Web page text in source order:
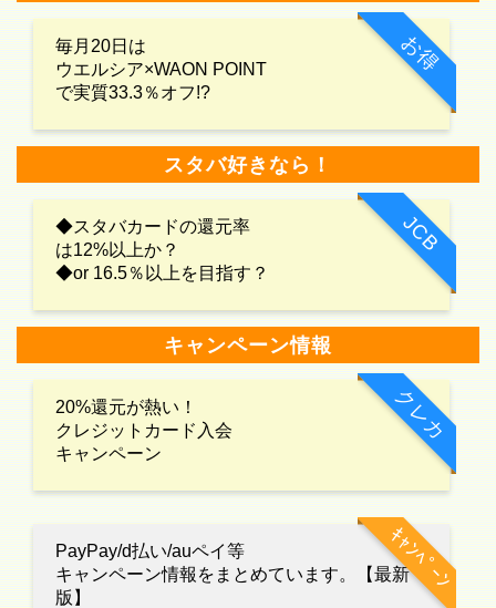
お得
毎月20日は
ウエルシア×WAON POINT
で実質33.3％オフ!?
スタバ好きなら！
JCB
◆スタバカードの還元率
は12%以上か？
◆or 16.5％以上を目指す？
キャンペーン情報
クレカ
20%還元が熱い！
クレジットカード入会
キャンペーン
ｷｬﾝﾍﾟｰﾝ
PayPay/d払い/auペイ等
キャンペーン情報をまとめています。【最新
版】